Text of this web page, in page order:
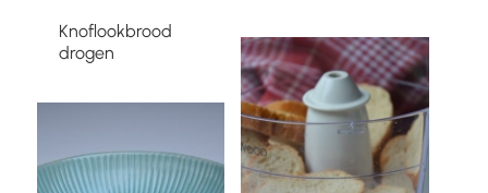
Knoflookbrood
drogen